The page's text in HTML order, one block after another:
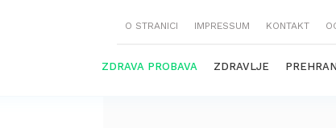
O STRANICI IMPRESSUM KONTAKT
ZDRAVA PROBAVA ZDRAVLJE